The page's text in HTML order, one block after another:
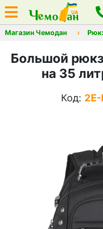
Магазин Чемодан
Большой
на 35
Код: